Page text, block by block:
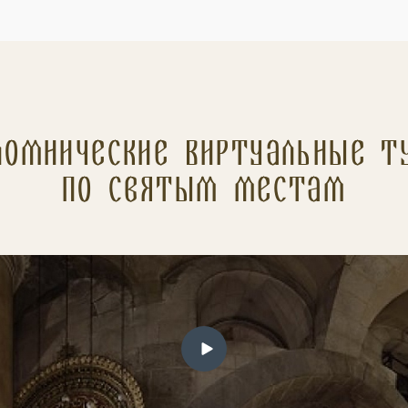
Виртуальные
по святым местам